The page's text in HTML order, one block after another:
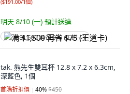
($191.00/1個)
明天 8/10 (一) 預計送達
满 $1,500 再省 $75 (王道卡)
tak. 熊先生雙耳杯 12.8 x 7.2 x 6.3cm,
深藍色, 1個
首購折扣價 40%$450